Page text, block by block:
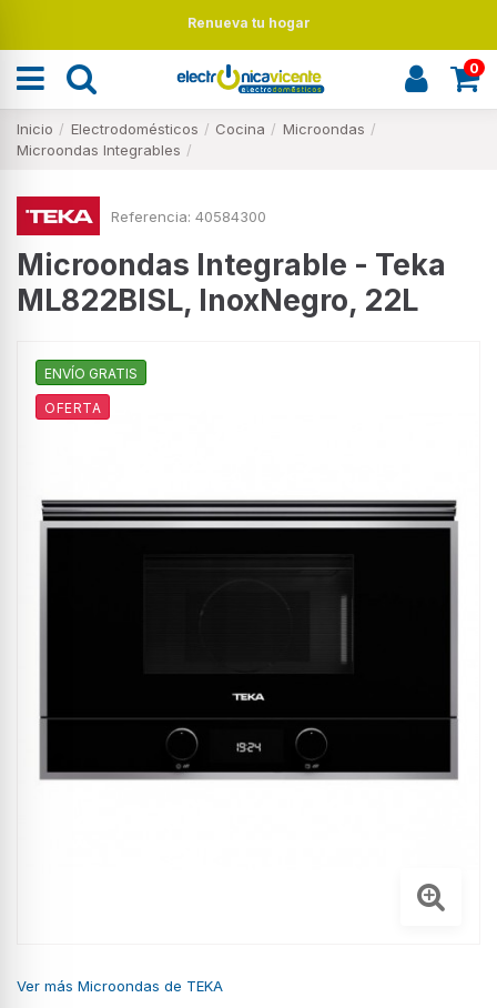
Renueva tu hogar
0
Inicio Electrodomésticos Cocina
Microondas
Microondas Integrables
Referencia: 40584300
Microondas Integrable - Teka
ML822BISL, InoxNegro, 22L
ENVÍO GRATIS
OFERTA
Ver más Microondas de TEKA